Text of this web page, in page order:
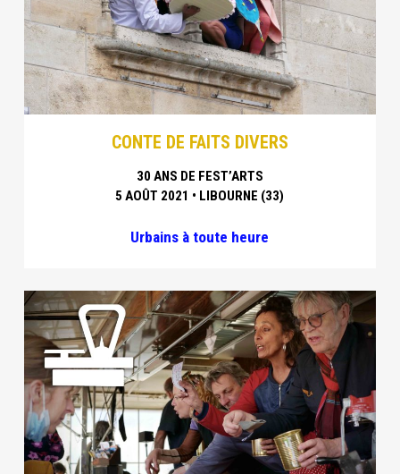
CONTE DE FAITS DIVERS
30 ANS DE FEST’ARTS
5 AOÛT 2021 • LIBOURNE (33)
Urbains à toute heure